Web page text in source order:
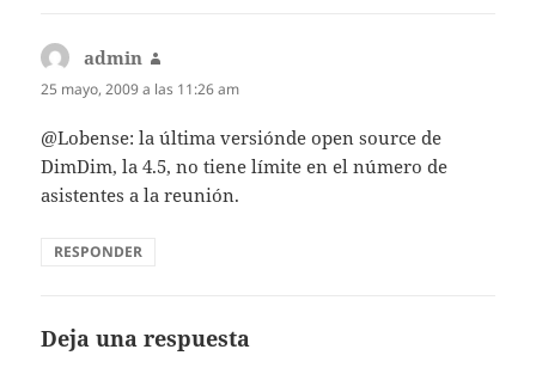
admin
25 mayo, 2009 a las 11:26 am
@Lobense: la última versiónde open source de
DimDim, la 4.5, no tiene límite en el número de
asistentes a la reunión.
RESPONDER
Deja una respuesta